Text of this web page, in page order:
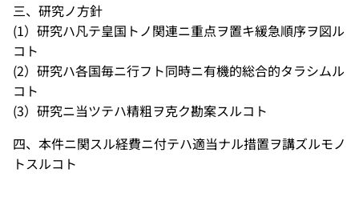
三、研究ノ方針
(1）研究ハ凡テ皇国トノ関連ニ重点ヲ置キ緩急順序ヲ図ル
コト
(2）研究ハ各国毎ニ行フト同時ニ有機的総合的タラシムル
コト
(3）研究ニ当ツテハ精粗ヲ克ク勘案スルコト
四、本件ニ関スル経費ニ付テハ適当ナル措置ヲ講ズルモノ
トスルコト